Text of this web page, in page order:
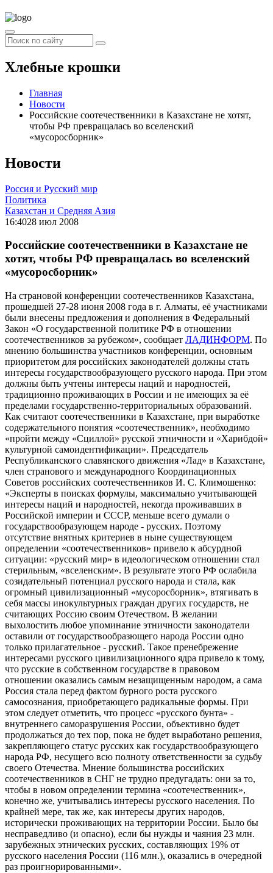
Хлебные крошки
Главная
Новости
Российские соотечественники в Казахстане не хотят,
чтобы РФ превращалась во вселенский
«мусоросборник»
Новости
Россия и Русский мир
Политика
Казахстан и Средняя Азия
16:4028 июл 2008
Российские соотечественники в Казахстане не
хотят, чтобы РФ превращалась во вселенский
«мусоросборник»
На страновой конференции соотечественников Казахстана,
прошедшей 27-28 июня 2008 года в г. Алматы, её участниками
были внесены предложения и дополнения в Федеральный
Закон «О государственной политике РФ в отношении
соотечественников за рубежом», сообщает ЛАДИНФОРМ. По
мнению большинства участников конференции, основным
приоритетом для российских законодателей должны стать
интересы государствообразующего русского народа. При этом
должны быть учтены интересы наций и народностей,
традиционно проживающих в России и не имеющих за её
пределами государственно-территориальных образований.
Как считают соотечественники в Казахстане, при выработке
содержательного понятия «соотечественник», необходимо
«пройти между «Сциллой» русской этничности и «Харибдой»
культурной самоидентификации». Председатель
Республиканского славянского движения «Лад» в Казахстане,
член странового и международного Координационных
Советов российских соотечественников И. С. Климошенко:
«Эксперты в поисках формулы, максимально учитывающей
интересы наций и народностей, некогда проживавших в
Российской империи и СССР, меньше всего думали о
государствообразующем народе - русских. Поэтому
отсутствие внятных критериев в ныне существующем
определении «соотечественников» привело к абсурдной
ситуации: «русский мир» в идеологическом отношении стал
стерильным, «вселенским». В результате этого РФ ослабила
созидательный потенциал русского народа и стала, как
огромный цивилизационный «мусоросборник», втягивать в
себя массы инокультурных граждан других государств, не
считающих Россию своим Отечеством. В желании
выхолостить любое упоминание этничности законодатели
оставили от государствообразющего народа России одно
только прилагательное - русский. Такое пренебрежение
интересами русского цивилизационного ядра привело к тому,
что русские в собственном государстве в правовом
отношении оказались самым незащищенным народом, а сама
Россия стала перед фактом бурного роста русского
самосознания, приобретающего радикальные формы. При
этом следует отметить, что процесс «русского бунта» -
внутреннего саморазрушения России, объективно будет
продолжаться до тех пор, пока не будет выработано решения,
закрепляющего статус русских как государствообразующего
народа РФ, несущего всю полноту ответственности за судьбу
своего Отечества. Мнение большинства российских
соотечественников в СНГ не трудно предугадать: они за то,
чтобы в новом определении термина «соотечественник»,
конечно же, учитывались интересы русского населения. По
крайней мере, так же, как интересы других народов,
исторически проживающих на территории России. Было бы
несправедливо (и опасно), если бы нужды и чаяния 23 млн.
зарубежных этнических русских, составляющих 19% от
русского населения России (116 млн.), оказались в очередной
раз проигнорированными».